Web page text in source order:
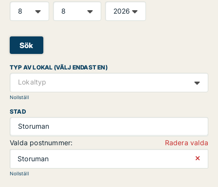
Sök
TYP AV LOKAL (VÄLJ ENDAST EN)
Lokaltyp
Nollställ
STAD
Storuman
Valda postnummer:
Radera valda
Storuman
⨯
Nollställ